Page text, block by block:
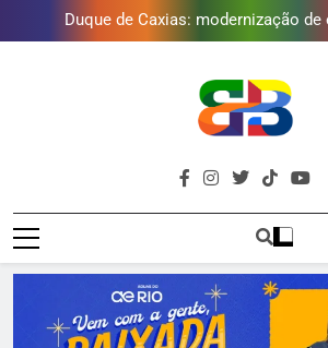
tratamento reforça
Guanabara tem diversas opções de
presentear o seu pai. Descubra como
Gastro Samba reúne Nosso
Golfe e fortalece projeto que atende
Duque de Caxias: modernização de
tratamento reforça
Guanabara tem diversas opções de
presentear o seu pai. Descubra como
mais
Gastro Samba reúne Nosso Sentimento
Lins em Nova Iguaçu neste fim
Baixada